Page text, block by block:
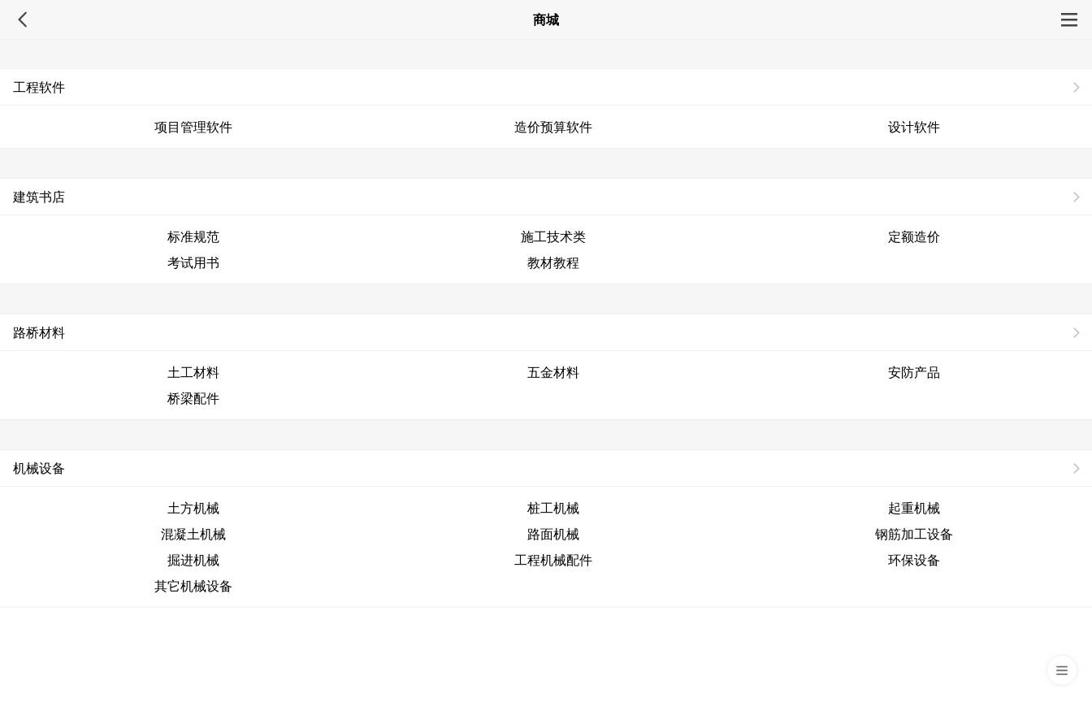
商城
工程软件
项目管理软件 造价预算软件 设计软件
建筑书店
标准规范 施工技术类
定额造价
考试用书
教材教程
路桥材料
土工材料 五金材料
安防产品
桥梁配件
机械设备
土方机械 桩工机械
起重机械
混凝土机械
路面机械
钢筋加工设备
掘进机械
工程机械配件
环保设备
其它机械设备